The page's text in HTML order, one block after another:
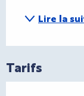
Lire la
Tarifs